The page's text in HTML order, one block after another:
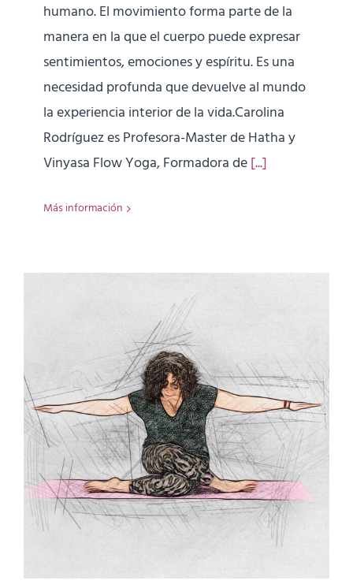
humano. El movimiento forma parte de la
manera en la que el cuerpo puede expresar
sentimientos, emociones y espíritu. Es una
necesidad profunda que devuelve al mundo
la experiencia interior de la vida.Carolina
Rodríguez es Profesora-Master de Hatha y
Vinyasa Flow Yoga, Formadora de[...]
Más información